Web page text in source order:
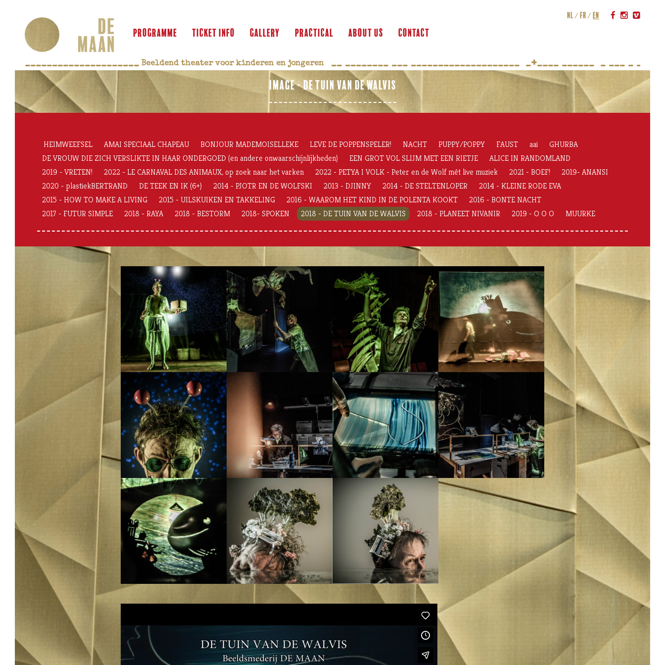
nl fr en
programme ticket info gallery practical about us contact
_____________________ Beeldend theater voor kinderen en jongeren __ ________ ___ ____________________  _+____ ______  _ ___ _ __
IMAGE - DE TUIN VAN DE WALVIS
HEIMWEEFSEL AMAI SPECIAAL CHAPEAU BONJOUR MADEMOISELLEKE LEVE DE POPPENSPELER! NACHT PUPPY/POPPY FAUST aai
GHURBA
DE VROUW DIE ZICH VERSLIKTE IN HAAR ONDERGOED (en andere onwaarschijnlijkheden)
EEN GROT VOL SLIJM MET EEN RIETJE
ALICE IN RANDOMLAND
2019 - VRETEN!
2022 - LE CARNAVAL DES ANIMAUX, op zoek naar het varken 2022 - PETYA I VOLK - Peter en de Wolf mét live muziek 2021 - BOEF!
2019- ANANSI
2020 - plastiekBERTRAND
DE TEEK EN IK (6+) 2014 - PJOTR EN DE WOLFSKI 2013 - DJINNY 2014 - DE STELTENLOPER
2014 - KLEINE RODE EVA
2015 - HOW TO MAKE A LIVING
2015 - UILSKUIKEN EN TAKKELING 2016 - WAAROM HET KIND IN DE POLENTA KOOKT
2016 - BONTE NACHT
2017 - FUTUR SIMPLE
2018 - RAYA 2018 - BESTORM 2018- SPOKEN 2018 - DE TUIN VAN DE WALVIS 2018 - PLANEET NIVANIR 2019 - O O O MUURKE